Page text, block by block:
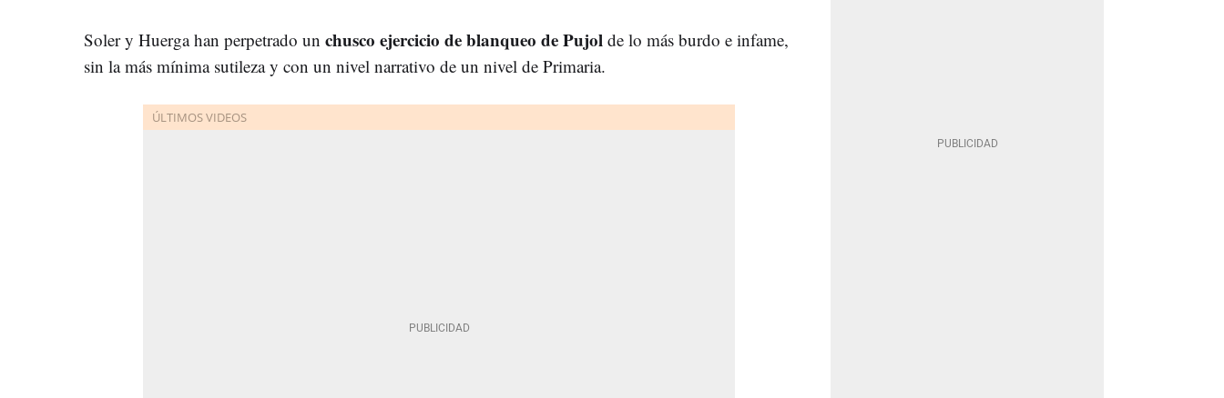
Soler y Huerga han perpetrado un chusco ejercicio de blanqueo de Pujol de lo más burdo e infame,
sin la más mínima sutileza y con un nivel narrativo de un nivel de Primaria.